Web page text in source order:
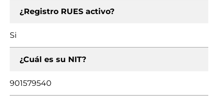
¿Registro RUES activo?
Si
¿Cuál es su NIT?
901579540